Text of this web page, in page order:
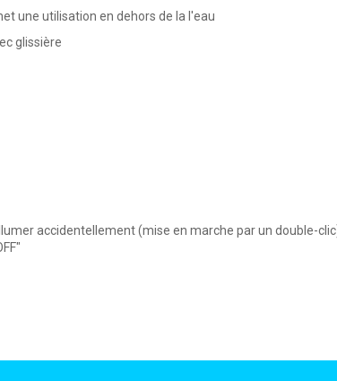
une utilisation en dehors de la l'eau
glissière
accidentellement (mise en marche par un double-